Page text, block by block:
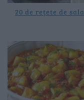
20 de rețete de